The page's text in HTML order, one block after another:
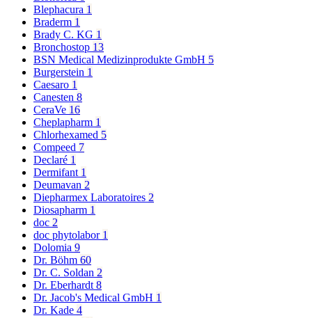
Blephacura 1
Braderm 1
Brady C. KG 1
Bronchostop 13
BSN Medical Medizinprodukte GmbH 5
Burgerstein 1
Caesaro 1
Canesten 8
CeraVe 16
Cheplapharm 1
Chlorhexamed 5
Compeed 7
Declaré 1
Dermifant 1
Deumavan 2
Diepharmex Laboratoires 2
Diosapharm 1
doc 2
doc phytolabor 1
Dolomia 9
Dr. Böhm 60
Dr. C. Soldan 2
Dr. Eberhardt 8
Dr. Jacob's Medical GmbH 1
Dr. Kade 4